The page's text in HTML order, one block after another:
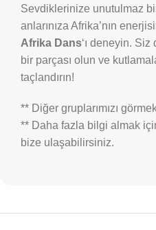
Sevdiklerinize unutulmaz
anlarınıza Afrika’nın
Afrika Dans‘ı deneyin.
bir parçası olun ve
taçlandırın!
** Diğer gruplarımızı
** Daha fazla bilgi almak
bize ulaşabilirsiniz.